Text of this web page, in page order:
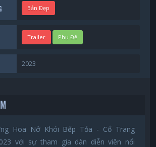
Bản Đẹp
Trailer Phụ Đề
2023
Hoa Nở Khói Bếp Tỏa - Cổ Trang
với sự tham gia dàn diễn viên nổi